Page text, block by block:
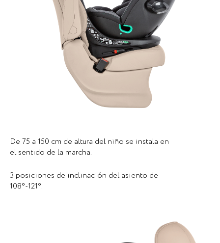
De 75 a 150 cm de altura del niño se instala en
el sentido de la marcha.
3 posiciones de inclinación del asiento de
108°-121°.